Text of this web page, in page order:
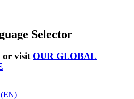
Selector
or visit OUR GLOBAL